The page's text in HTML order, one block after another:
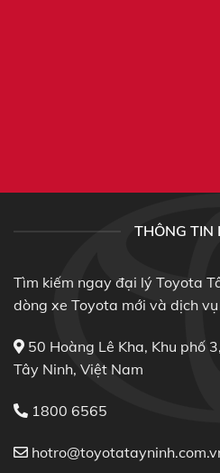
THÔNG TIN
Tìm kiếm ngay đại lý Toyota
dòng xe Toyota mới và dịch
50 Hoàng Lê Kha, Khu phố
Tây Ninh, Việt Nam
1800 6565